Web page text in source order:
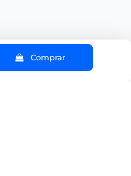
Comprar
Aviso legal y